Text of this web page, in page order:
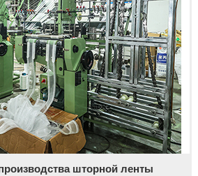
шторной ленты